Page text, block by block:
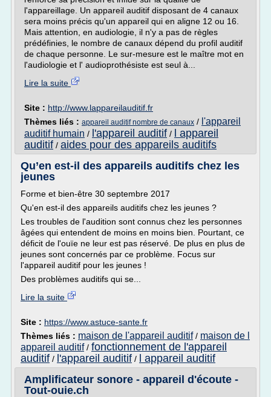
l'appareillage. Un appareil auditif disposant de 4 canaux
sera moins précis qu'un appareil qui en aligne 12 ou 16.
Mais attention, en audiologie, il n'y a pas de règles
prédéfinies, le nombre de canaux dépend du profil auditif
de chaque personne. Le sur-mesure est le maître mot en
l'audiologie et l' audioprothésiste est seul à...
Lire la suite
Site : http://www.lappareilauditif.fr
Thèmes liés : appareil auditif nombre de canaux / l'appareil
auditif humain / l'appareil auditif /
l appareil
auditif / aides pour des appareils auditifs
Qu’en est-il des appareils auditifs chez les
jeunes
Forme et bien-être 30 septembre 2017
Qu'en est-il des appareils auditifs chez les jeunes ?
Les troubles de l'audition sont connus chez les personnes
âgées qui entendent de moins en moins bien. Pourtant, ce
déficit de l'ouïe ne leur est pas réservé. De plus en plus de
jeunes sont concernés par ce problème. Focus sur
l'appareil auditif pour les jeunes !
Des problèmes auditifs qui se...
Lire la suite
Site : https://www.astuce-sante.fr
Thèmes liés : maison de l'appareil auditif/ maison de l
appareil auditif/ fonctionnement de l'appareil
auditif / l'appareil auditif /
l appareil auditif
Amplificateur sonore - appareil d'écoute -
Tout-ouie.ch